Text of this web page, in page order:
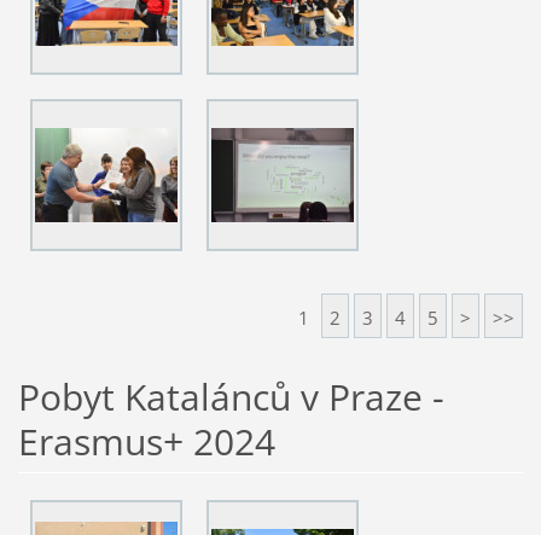
1 2 3 4 5 > >>
Pobyt Katalánců v Praze -
Erasmus+ 2024